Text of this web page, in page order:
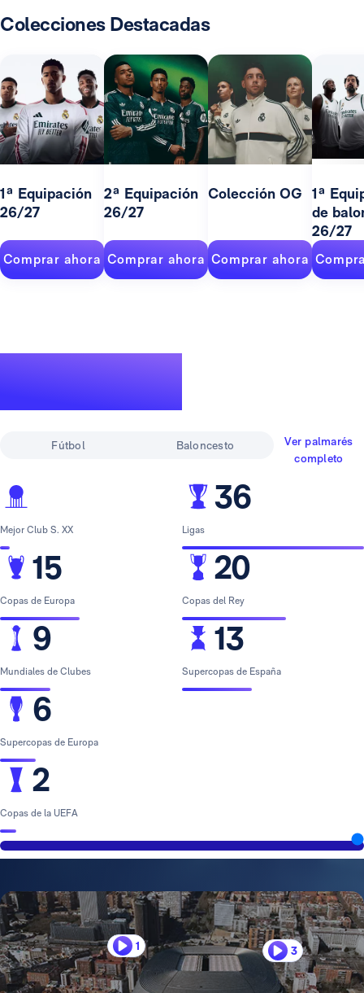
Colecciones Destacadas
1ª Equipación
26/27
Comprar ahora
2ª Equipación
26/27
Comprar ahora
Colección OG
Comprar ahora
1ª
de
26/27
Fútbol Baloncesto
Ver palmarés
completo
Mejor Club S. XX
15
Copas de Europa
9
Mundiales de Clubes
6
Supercopas de Europa
2
Copas de la UEFA
36
Ligas
20
Copas del Rey
13
Supercopas de España
1 3